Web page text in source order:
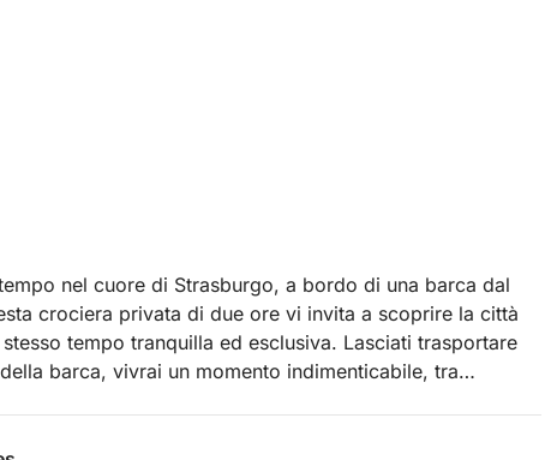
nel cuore di Strasburgo, a bordo di una barca dal
crociera privata di due ore vi invita a scoprire la città
tempo tranquilla ed esclusiva. Lasciati trasportare
barca, vivrai un momento indimenticabile, tra